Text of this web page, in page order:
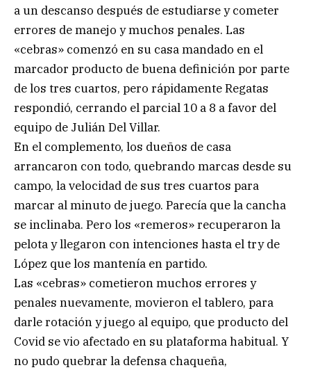
a un descanso después de estudiarse y cometer
errores de manejo y muchos penales. Las
«cebras» comenzó en su casa mandado en el
marcador producto de buena definición por parte
de los tres cuartos, pero rápidamente Regatas
respondió, cerrando el parcial 10 a 8 a favor del
equipo de Julián Del Villar.
En el complemento, los dueños de casa
arrancaron con todo, quebrando marcas desde su
campo, la velocidad de sus tres cuartos para
marcar al minuto de juego. Parecía que la cancha
se inclinaba. Pero los «remeros» recuperaron la
pelota y llegaron con intenciones hasta el try de
López que los mantenía en partido.
Las «cebras» cometieron muchos errores y
penales nuevamente, movieron el tablero, para
darle rotación y juego al equipo, que producto del
Covid se vio afectado en su plataforma habitual. Y
no pudo quebrar la defensa chaqueña,